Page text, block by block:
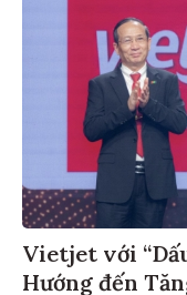
Vietjet với
Hướng đến